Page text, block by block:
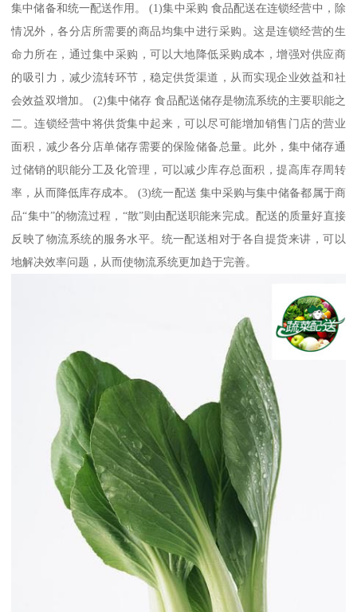
集中储备和统一配送作用。 (1)集中采购 食品配送在连锁经营中，除
情况外，各分店所需要的商品均集中进行采购。这是连锁经营的生
命力所在，通过集中采购，可以大地降低采购成本，增强对供应商
的吸引力，减少流转环节，稳定供货渠道，从而实现企业效益和社
会效益双增加。 (2)集中储存 食品配送储存是物流系统的主要职能之
二。连锁经营中将供货集中起来，可以尽可能增加销售门店的营业
面积，减少各分店单储存需要的保险储备总量。此外，集中储存通
过储销的职能分工及化管理，可以减少库存总面积，提高库存周转
率，从而降低库存成本。 (3)统一配送 集中采购与集中储备都属于商
品“集中”的物流过程，“散”则由配送职能来完成。配送的质量好直接
反映了物流系统的服务水平。统一配送相对于各自提货来讲，可以
地解决效率问题，从而使物流系统更加趋于完善。